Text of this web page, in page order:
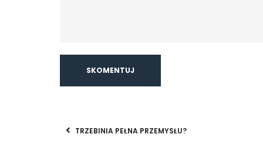
TRZEBINIA PEŁNA PRZEMYSŁU?